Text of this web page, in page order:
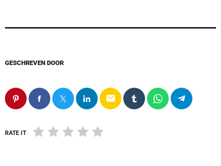
GESCHREVEN DOOR
email
RATE IT